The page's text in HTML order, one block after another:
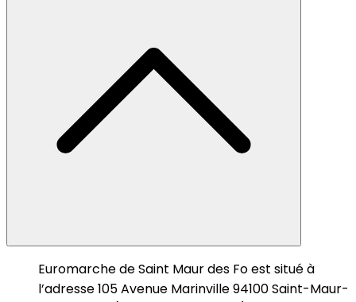
Euromarche de Saint Maur des Fo est situé à
l’adresse 105 Avenue Marinville 94100 Saint-Maur-